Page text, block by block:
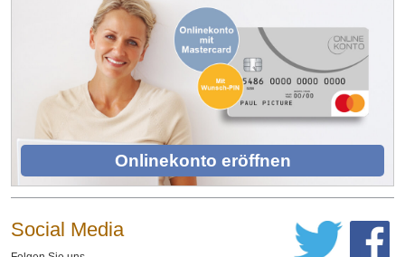
Onlinekonto eröffnen
Social Media